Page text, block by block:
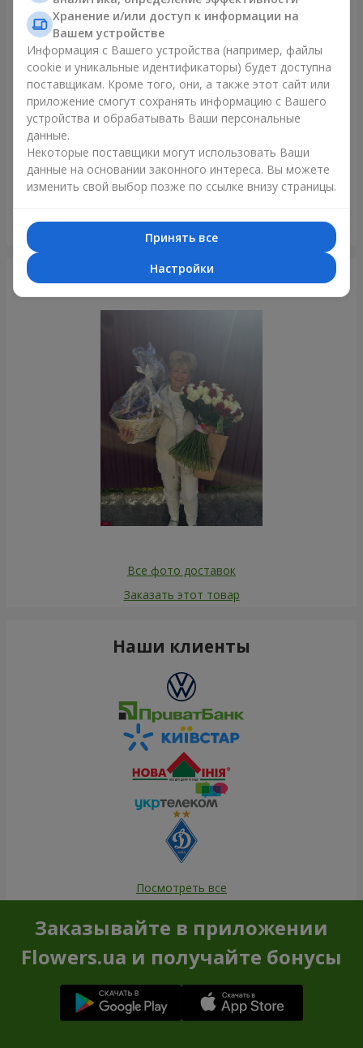
Только что доставили
Букет в упаковке "51 красная роза"
Полтава
Фотогалерея
Все фото доставок
Заказать этот товар
Наши клиенты
Посмотреть все
Заказывайте в приложении
Flowers.ua и получайте бонусы
Хранение и/или доступ к информации на
Вашем устройстве
Информация с Вашего устройства (например, файлы
cookie и уникальные идентификаторы) будет доступна
поставщикам. Кроме того, они, а также этот сайт или
приложение смогут сохранять информацию с Вашего
устройства и обрабатывать Ваши персональные
данные.
Некоторые поставщики могут использовать Ваши
данные на основании законного интереса. Вы можете
изменить свой выбор позже по ссылке внизу страницы.
Принять все
Настройки